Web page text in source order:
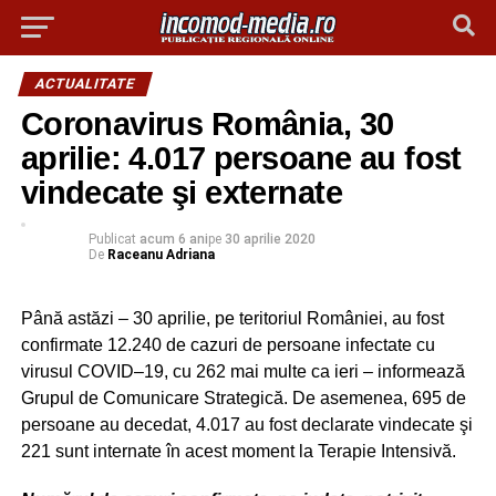
ACTUALITATE
Coronavirus România, 30
aprilie: 4.017 persoane au fost
vindecate şi externate
Publicat acum 6 anipe 30 aprilie 2020
De Raceanu Adriana
Până astăzi – 30 aprilie, pe teritoriul României, au fost
confirmate 12.240 de cazuri de persoane infectate cu
virusul COVID–19, cu 262 mai multe ca ieri – informează
Grupul de Comunicare Strategică. De asemenea, 695 de
persoane au decedat, 4.017 au fost declarate vindecate şi
221 sunt internate în acest moment la Terapie Intensivă.